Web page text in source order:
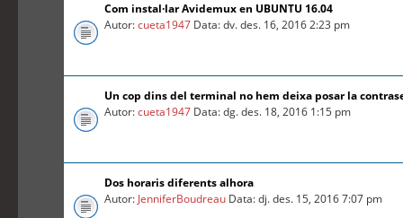
Com instal·lar Avidemux en UBUNTU 16.04
Autor:cueta1947 Data: dv. des. 16, 2016 2:23 pm
Un cop dins del terminal no hem deixa posar la
Autor:cueta1947 Data: dg. des. 18, 2016 1:15 pm
Dos horaris diferents alhora
Autor: JenniferBoudreau Data: dj. des. 15, 2016 7:07 pm